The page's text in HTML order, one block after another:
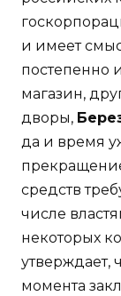
и имеет
постепенно
магазин,
дворы,
да и время
средств
числе
некоторых
утверждает,
момента